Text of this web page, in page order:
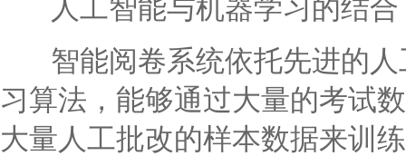
人工智能与机器学习的结合
智能阅卷系统依托先进的人
习算法，能够通过大量的考试
大量人工批改的样本数据来训